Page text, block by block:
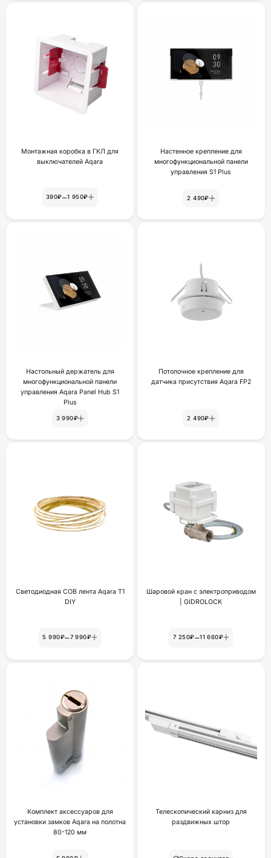
Монтажная коробка в ГКЛ для
выключателей Aqara
390₽–1 950₽
Настенное крепление для
многофункциональной панели
yпpaвлeния S1 Plus
2 490₽
Настольный держатель для
многофункциональной панели
управления Aqara Panel Hub S1
Plus
3 990₽
Потолочное крепление для
датчика присутствия Aqara FP2
2 490₽
Светодиодная COB лента Aqara T1
DIY
5 990₽–7 990₽
Шаровой кран с электроприводом
| GIDROLOCK
7 250₽–11 660₽
Комплект аксессуаров для
установки замков Aqara на полотна
80-120 мм
Телескопический карниз для
раздвижных штор